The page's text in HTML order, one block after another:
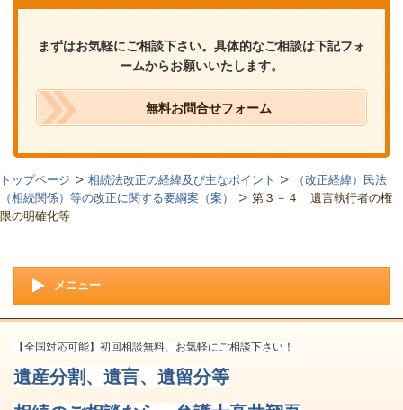
まずはお気軽にご相談下さい。具体的なご相談は下記フォ
ームからお願いいたします。
無料お問合せフォーム
トップページ 相続法改正の経緯及び主なポイント
（改正経緯）民法
（相続関係）等の改正に関する要綱案（案）
第３－４ 遺言執行者の権
限の明確化等
メニュー
【全国対応可能】初回相談無料、お気軽にご相談下さい！
遺産分割、遺言、遺留分等